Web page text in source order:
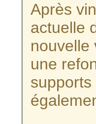
Après
actuelle
nouvelle
une